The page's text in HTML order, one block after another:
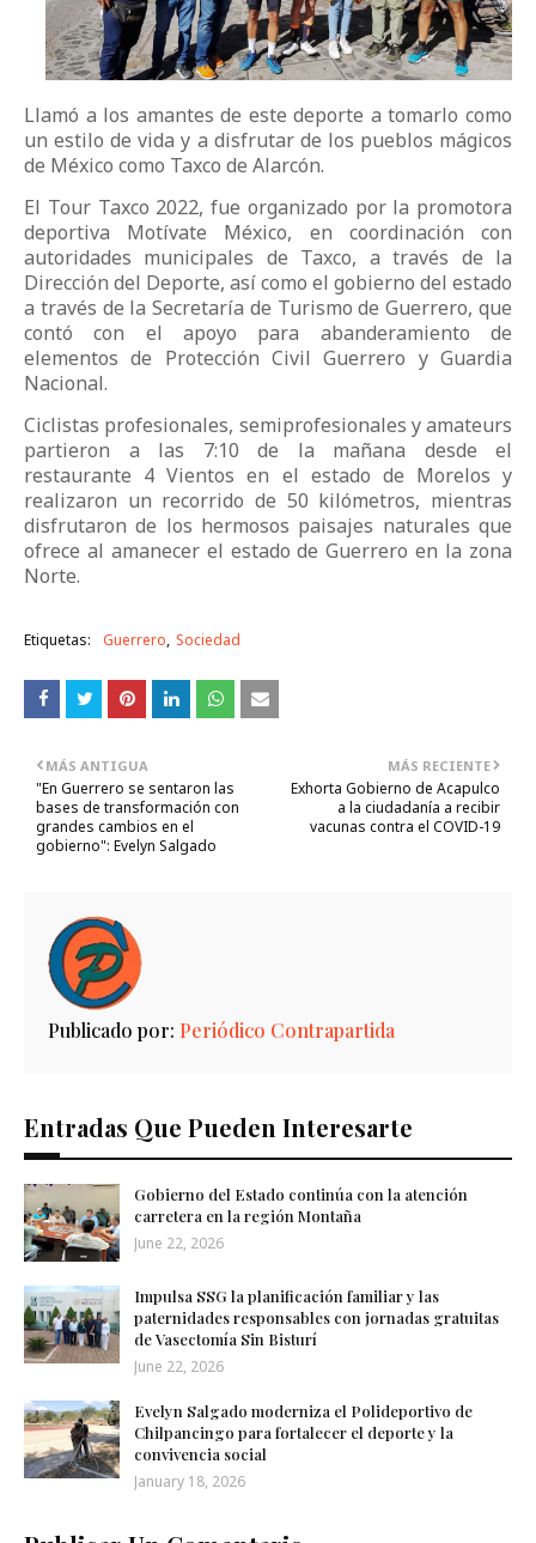
Llamó a los amantes de este deporte a tomarlo como
un estilo de vida y a disfrutar de los pueblos mágicos
de México como Taxco de Alarcón.
El Tour Taxco 2022, fue organizado por la promotora
deportiva Motívate México, en coordinación con
autoridades municipales de Taxco, a través de la
Dirección del Deporte, así como el gobierno del estado
a través de la Secretaría de Turismo de Guerrero, que
contó con el apoyo para abanderamiento de
elementos de Protección Civil Guerrero y Guardia
Nacional.
Ciclistas profesionales, semiprofesionales y amateurs
partieron a las 7:10 de la mañana desde el
restaurante 4 Vientos en el estado de Morelos y
realizaron un recorrido de 50 kilómetros, mientras
disfrutaron de los hermosos paisajes naturales que
ofrece al amanecer el estado de Guerrero en la zona
Norte.
Etiquetas: Guerrero Sociedad
MÁS RECIENTE
Exhorta Gobierno de Acapulco
a la ciudadanía a recibir
vacunas contra el COVID-19
MÁS ANTIGUA
"En Guerrero se sentaron las
bases de transformación con
grandes cambios en el
gobierno": Evelyn Salgado
Publicado por: Periódico Contrapartida
Entradas Que Pueden Interesarte
Gobierno del Estado continúa con la atención
carretera en la región Montaña
June 22, 2026
Impulsa SSG la planificación familiar y las
paternidades responsables con jornadas gratuitas
de Vasectomía Sin Bisturí
June 22, 2026
Evelyn Salgado moderniza el Polideportivo de
Chilpancingo para fortalecer el deporte y la
convivencia social
January 18, 2026